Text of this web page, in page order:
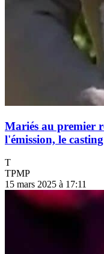
Mariés au premier
l'émission, le
T
TPMP
15 mars 2025 à 17:11